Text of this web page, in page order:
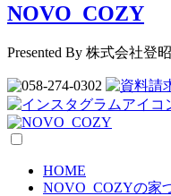
NOVO_COZY
Presented By 株式会社登
HOME
NOVO_COZYの家